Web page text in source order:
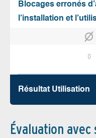
Blocages erronés
l’installation et
0
Résultat Utilisation
Évaluation